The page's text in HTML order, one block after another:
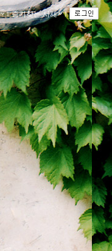
ｌ즐겨찾는 서재 ｌ